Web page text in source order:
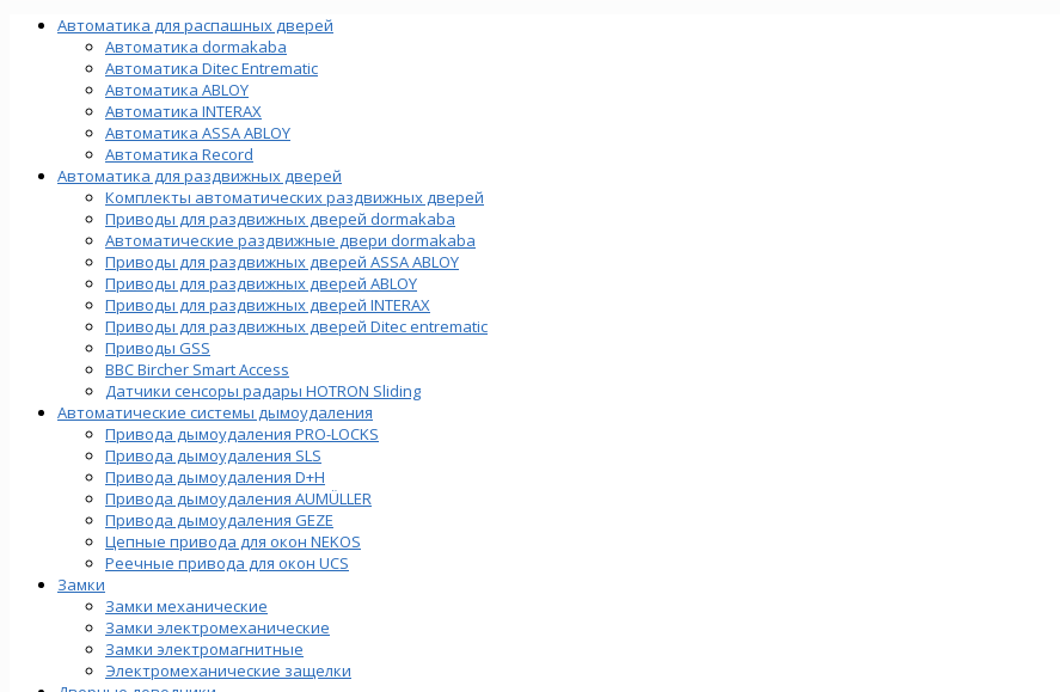
Автоматика для распашных дверей
Автоматика dormakaba
Автоматика Ditec Entrematic
Автоматика ABLOY
Автоматика INTERAX
Автоматика ASSA ABLOY
Автоматика Record
Автоматика для раздвижных дверей
Комплекты автоматических раздвижных дверей
Приводы для раздвижных дверей dormakaba
Автоматические раздвижные двери dormakaba
Приводы для раздвижных дверей ASSA ABLOY
Приводы для раздвижных дверей ABLOY
Приводы для раздвижных дверей INTERAX
Приводы для раздвижных дверей Ditec entrematic
Приводы GSS
BBC Bircher Smart Access
Датчики сенсоры радары HOTRON Sliding
Автоматические системы дымоудаления
Привода дымоудаления PRO-LOCKS
Привода дымоудаления SLS
Привода дымоудаления D+H
Привода дымоудаления AUMÜLLER
Привода дымоудаления GEZE
Цепные привода для окон NEKOS
Реечные привода для окон UСS
Замки
Замки механические
Замки электромеханические
Замки электромагнитные
Электромеханические защелки